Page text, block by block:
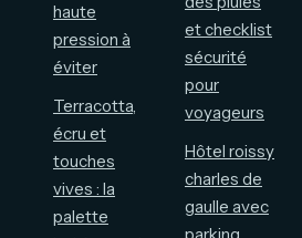
haute
pression à
éviter
Terracotta,
écru et
touches
vives : la
palette
et checklist
sécurité
pour
voyageurs
Hôtel roissy
charles de
gaulle avec